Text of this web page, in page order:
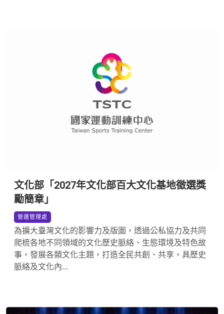
文化部「2027年文化部百大文化基地徵選獎
勵簡章」
營運管理處 *
為擴大臺灣文化的影響力及版圖，透過公私協力及共同
爬梳各地不同領域的文化歷史脈絡、生態環境及特色故
事，發展各類文化主題，打造全民共創、共享，具歷史
脈絡及文化內...